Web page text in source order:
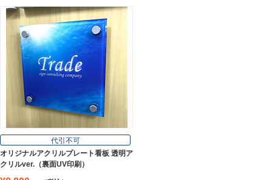
代引不可
オリジナルアクリルプレート看板 透明ア
クリルver.（裏面UV印刷）